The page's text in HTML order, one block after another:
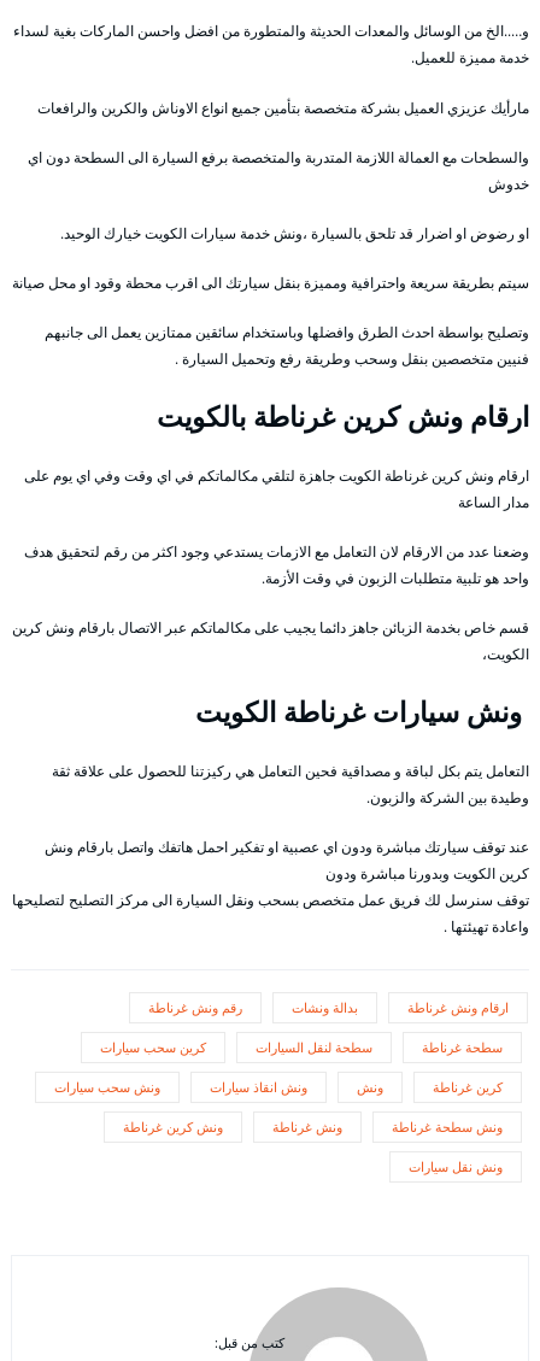
و…..الخ من الوسائل والمعدات الحديثة والمتطورة من افضل واحسن الماركات بغية لسداء
خدمة مميزة للعميل.
مارأيك عزيزي العميل بشركة متخصصة بتأمين جميع انواع الاوناش والكرين والرافعات
والسطحات مع العمالة اللازمة المتدربة والمتخصصة برفع السيارة الى السطحة دون اي
خدوش
او رضوض او اضرار قد تلحق بالسيارة ،ونش خدمة سيارات الكويت خيارك الوحيد.
سيتم بطريقة سريعة واحترافية ومميزة بنقل سيارتك الى اقرب محطة وقود او محل صيانة
وتصليح بواسطة احدث الطرق وافضلها وباستخدام سائقين ممتازين يعمل الى جانبهم
فنيين متخصصين بنقل وسحب وطريقة رفع وتحميل السيارة .
ارقام ونش كرين غرناطة بالكويت
ارقام ونش كرين غرناطة الكويت جاهزة لتلقي مكالماتكم في اي وقت وفي اي يوم على
مدار الساعة
وضعنا عدد من الارقام لان التعامل مع الازمات يستدعي وجود اكثر من رقم لتحقيق هدف
واحد هو تلبية متطلبات الزبون في وقت الأزمة.
قسم خاص بخدمة الزبائن جاهز دائما يجيب على مكالماتكم عبر الاتصال بارقام ونش كرين
الكويت،
ونش سيارات غرناطة الكويت
التعامل يتم بكل لباقة و مصداقية فحين التعامل هي ركيزتنا للحصول على علاقة ثقة
وطيدة بين الشركة والزبون.
عند توقف سيارتك مباشرة ودون اي عصبية او تفكير احمل هاتفك واتصل بارقام ونش
كرين الكويت وبدورنا مباشرة ودون
توقف سنرسل لك فريق عمل متخصص بسحب ونقل السيارة الى مركز التصليح لتصليحها
واعادة تهيئتها .
ارقام ونش غرناطة بدالة ونشات رقم ونش غرناطة
سطحة غرناطة سطحة لنقل السيارات كرين سحب سيارات
كرين غرناطة ونش ونش انقاذ سيارات ونش سحب سيارات
ونش سطحة غرناطة ونش غرناطة ونش كرين غرناطة
ونش نقل سيارات
كتب من قبل: